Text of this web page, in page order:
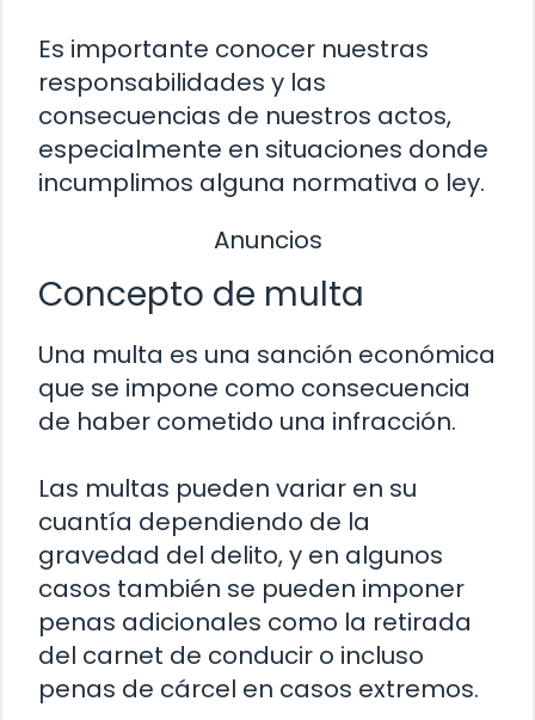
Es importante conocer nuestras
responsabilidades y las
consecuencias de nuestros actos,
especialmente en situaciones donde
incumplimos alguna normativa o ley.
Anuncios
Concepto de multa
Una multa es una sanción económica
que se impone como consecuencia
de haber cometido una infracción.
Las multas pueden variar en su
cuantía dependiendo de la
gravedad del delito, y en algunos
casos también se pueden imponer
penas adicionales como la retirada
del carnet de conducir o incluso
penas de cárcel en casos extremos.